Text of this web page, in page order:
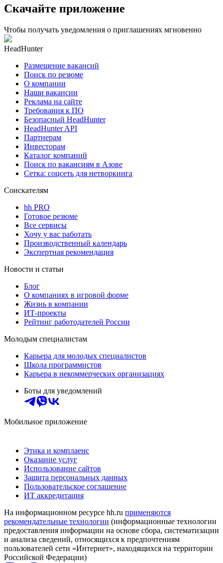
Скачайте приложение
Чтобы получать уведомления о приглашениях мгновенно
HeadHunter
Размещение вакансий
Поиск по резюме
О компании
Наши вакансии
Реклама на сайте
Требования к ПО
Безопасный HeadHunter
HeadHunter API
Партнерам
Инвесторам
Каталог компаний
Поиск по вакансиям в Азове
Сетка: соцсеть для нетворкинга
Соискателям
hh PRO
Готовое резюме
Все сервисы
Хочу у вас работать
Производственный календарь
Экспертная рекомендация
Новости и статьи
Блог
О компаниях в игровой форме
Жизнь в компании
ИТ-проекты
Рейтинг работодателей России
Молодым специалистам
Карьера для молодых специалистов
Школа программистов
Карьера в некоммерческих организациях
Боты для уведомлений
Мобильное приложение
Этика и комплаенс
Оказание услуг
Использование сайтов
Защита персональных данных
Пользовательское соглашение
ИТ аккредитация
На информационном ресурсе hh.ru применяются
рекомендательные технологии (информационные технологии
предоставления информации на основе сбора, систематизации
и анализа сведений, относящихся к предпочтениям
пользователей сети «Интернет», находящихся на территории
Российской Федерации)